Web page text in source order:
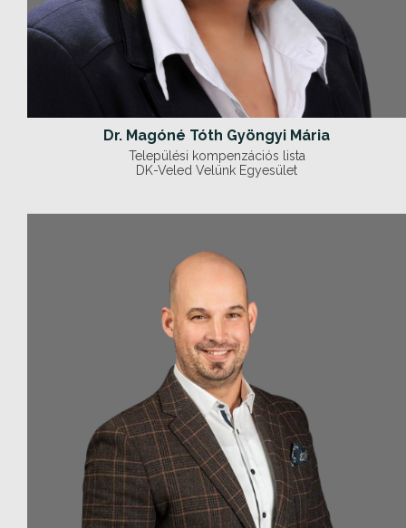
Dr. Magóné Tóth Gyöngyi Mária
Települési kompenzációs lista
DK-Veled Velünk Egyesület